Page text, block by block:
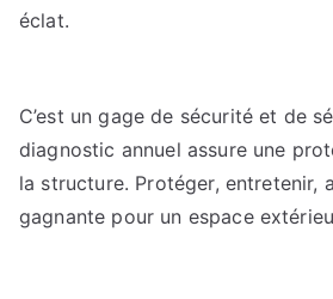
éclat.
C’est un gage de sécurité et de
diagnostic annuel assure une
la structure. Protéger, entretenir,
gagnante pour un espace